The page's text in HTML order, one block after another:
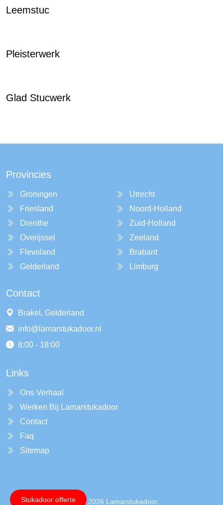
Leemstuc
Pleisterwerk
Glad Stucwerk
Provincies
Groningen
Friesland
Drenthe
Overijssel
Flevoland
Gelderland
Utrecht
Noord-Holland
Zuid-Holland
Zeeland
Brabant
Limburg
Contact
Brakel, Gelderland
info@lamarstukadoor.nl
8:00 - 18:00
Links
Ons Verhaal
Werken Bij Lamarstukadoor
Contact
Faq
Sitemap
Copyright © 2026 Lamarstukadoor.
Stukadoor offerte